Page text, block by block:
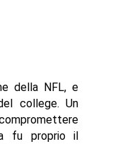
della NFL, e
college. Un
fu proprio il